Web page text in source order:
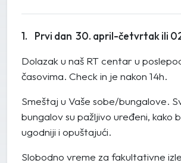
1. Prvi dan 30. april-četvrtak ili
Dolazak u naš RT centar u
časovima. Check in je nakon 14h.
Smeštaj u Vaše sobe/bungalove.
bungalov su pažljivo uređeni, kako
ugodniji i opuštajući.
Slobodno vreme za fakultativne